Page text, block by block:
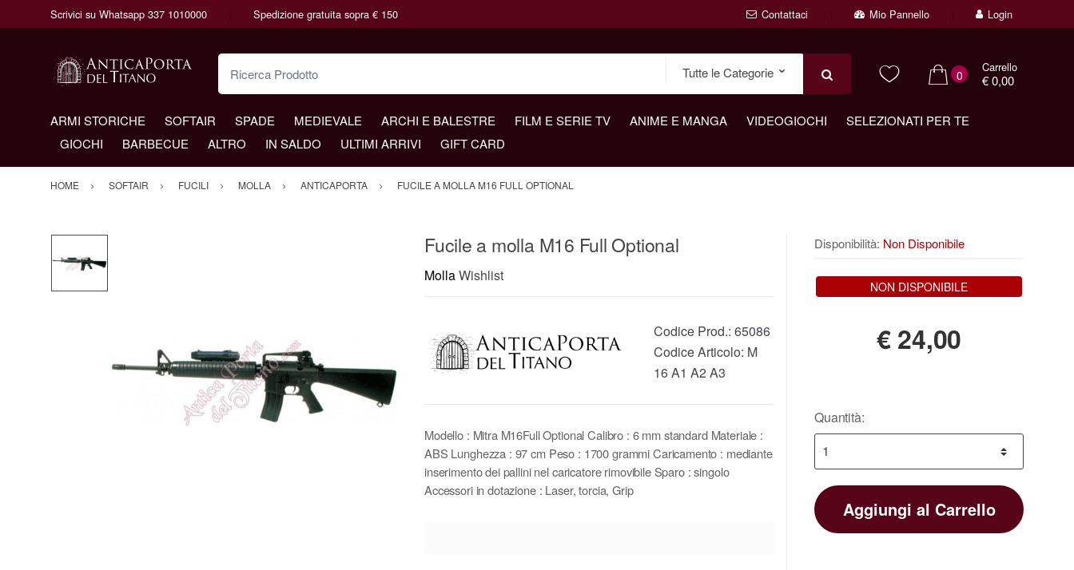
Scrivici su Whatsapp 337 1010000 Spedizione gratuita sopra € 150 Contattaci Mio Pannello Login
Ricerca Prodotto
0
Carrello
€ 0,00
ARMI STORICHE SOFTAIR SPADE MEDIEVALE ARCHI E BALESTRE FILM E SERIE TV ANIME E MANGA VIDEOGIOCHI
SELEZIONATI PER TE
GIOCHI
BARBECUE ALTRO IN SALDO ULTIMI ARRIVI GIFT CARD
HOME SOFTAIR FUCILI MOLLA ANTICAPORTA FUCILE A MOLLA M16 FULL OPTIONAL
Fucile a molla M16 Full Optional
MollaWishlist
Codice Prod.: 65086
Codice Articolo: M
16 A1 A2 A3
Modello : Mitra M16Full Optional Calibro : 6 mm standard Materiale :
ABS Lunghezza : 97 cm Peso : 1700 grammi Caricamento : mediante
inserimento dei pallini nel caricatore rimovibile Sparo : singolo
Accessori in dotazione : Laser, torcia, Grip
Disponibilità: Non Disponibile
NON DISPONIBILE
€24,00
Quantità:
Aggiungi al Carrello